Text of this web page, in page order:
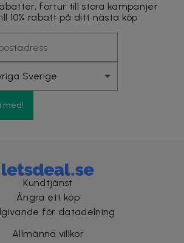
förtur till stora kampanjer
10% rabatt på ditt nästa köp
med!
Kundtjänst
Ångra ett köp
för datadelning
Allmänna villkor